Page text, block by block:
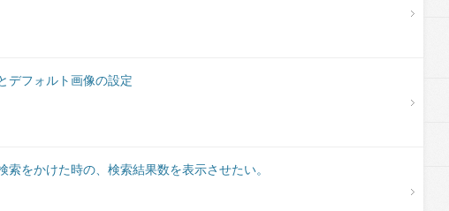
デフォルト画像の設定
索をかけた時の、検索結果数を表示させたい。